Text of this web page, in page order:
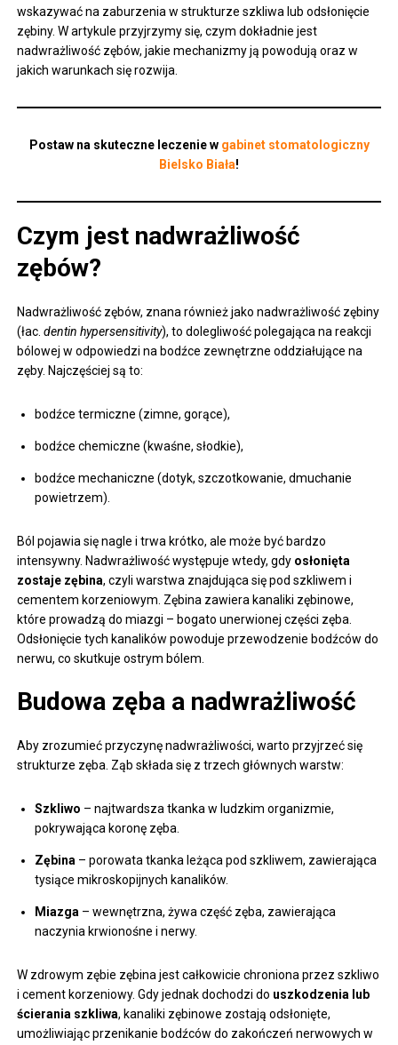
wskazywać na zaburzenia w strukturze szkliwa lub odsłonięcie
zębiny. W artykule przyjrzymy się, czym dokładnie jest
nadwrażliwość zębów, jakie mechanizmy ją powodują oraz w
jakich warunkach się rozwija.
Postaw na skuteczne leczenie w gabinet stomatologiczny
Bielsko Biała!
Czym jest nadwrażliwość
zębów?
Nadwrażliwość zębów, znana również jako nadwrażliwość zębiny
(łac.dentin hypersensitivity), to dolegliwość polegająca na reakcji
bólowej w odpowiedzi na bodźce zewnętrzne oddziałujące na
zęby. Najczęściej są to:
bodźce termiczne (zimne, gorące),
bodźce chemiczne (kwaśne, słodkie),
bodźce mechaniczne (dotyk, szczotkowanie, dmuchanie
powietrzem).
Ból pojawia się nagle i trwa krótko, ale może być bardzo
intensywny. Nadwrażliwość występuje wtedy, gdy osłonięta
zostaje zębina, czyli warstwa znajdująca się pod szkliwem i
cementem korzeniowym. Zębina zawiera kanaliki zębinowe,
które prowadzą do miazgi – bogato unerwionej części zęba.
Odsłonięcie tych kanalików powoduje przewodzenie bodźców do
nerwu, co skutkuje ostrym bólem.
Budowa zęba a nadwrażliwość
Aby zrozumieć przyczynę nadwrażliwości, warto przyjrzeć się
strukturze zęba. Ząb składa się z trzech głównych warstw:
Szkliwo – najtwardsza tkanka w ludzkim organizmie,
pokrywająca koronę zęba.
Zębina – porowata tkanka leżąca pod szkliwem, zawierająca
tysiące mikroskopijnych kanalików.
Miazga – wewnętrzna, żywa część zęba, zawierająca
naczynia krwionośne i nerwy.
W zdrowym zębie zębina jest całkowicie chroniona przez szkliwo
i cement korzeniowy. Gdy jednak dochodzi do uszkodzenia lub
ścierania szkliwa, kanaliki zębinowe zostają odsłonięte,
umożliwiając przenikanie bodźców do zakończeń nerwowych w